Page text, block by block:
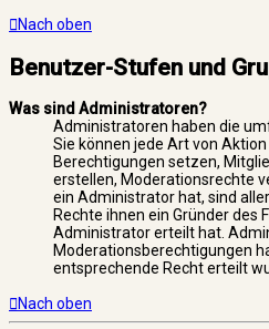
Nach oben
Benutzer-Stufen und
Was sind Administratoren?
Administratoren haben die
Sie können jede Art von
Berechtigungen setzen,
erstellen, Moderationsrechte
ein Administrator hat, sind
Rechte ihnen ein Gründer des
Administrator erteilt hat.
Moderationsberechtigungen
entsprechende Recht erteilt
Nach oben